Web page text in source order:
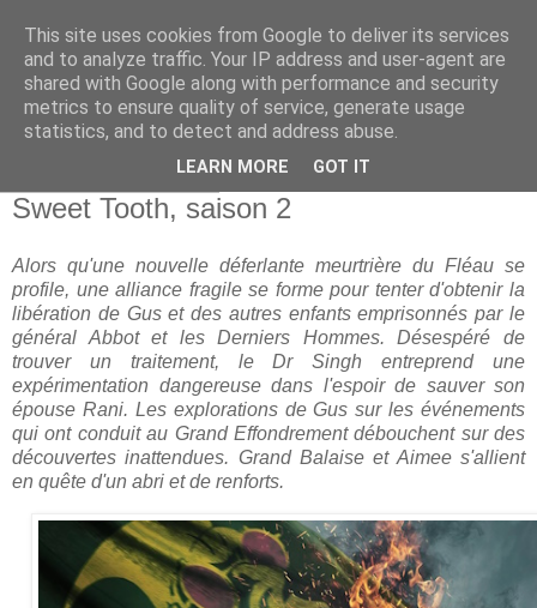
Sweet Tooth, saison 2
Alors qu'une nouvelle déferlante meurtrière du Fléau se
profile, une alliance fragile se forme pour tenter d'obtenir la
libération de Gus et des autres enfants emprisonnés par le
général Abbot et les Derniers Hommes. Désespéré de
trouver un traitement, le Dr Singh entreprend une
expérimentation dangereuse dans l'espoir de sauver son
épouse Rani. Les explorations de Gus sur les événements
qui ont conduit au Grand Effondrement débouchent sur des
découvertes inattendues. Grand Balaise et Aimee s'allient
en quête d'un abri et de renforts.
This site uses cookies from Google to deliver its services
and to analyze traffic. Your IP address and user-agent are
shared with Google along with performance and security
metrics to ensure quality of service, generate usage
statistics, and to detect and address abuse.
LEARN MORE GOT IT